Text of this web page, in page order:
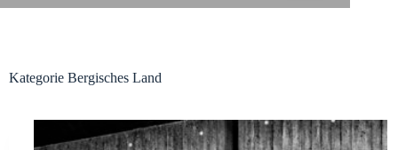
Kategorie Bergisches Land